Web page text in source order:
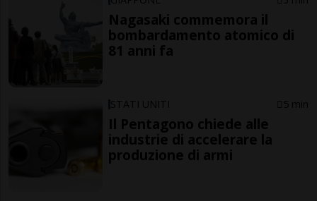
Nagasaki commemora il
bombardamento atomico di
81 anni fa
STATI UNITI 5 min
Il Pentagono chiede alle
industrie di accelerare la
produzione di armi